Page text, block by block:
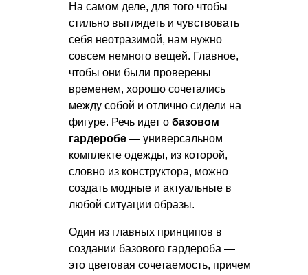
На самом деле, для того чтобы
стильно выглядеть и чувствовать
себя неотразимой, нам нужно
совсем немного вещей. Главное,
чтобы они были проверены
временем, хорошо сочетались
между собой и отлично сидели на
фигуре. Речь идет о базовом
гардеробе — универсальном
комплекте одежды, из которой,
словно из конструктора, можно
создать модные и актуальные в
любой ситуации образы.
Один из главных принципов в
создании базового гардероба —
это цветовая сочетаемость, причем